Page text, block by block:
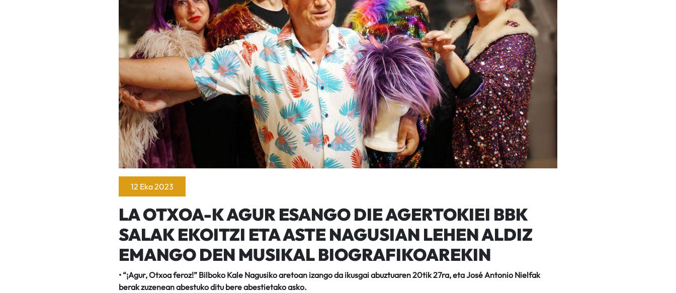
12 Eka 2023
LA OTXOA-K AGUR ESANGO DIE AGERTOKIEI BBK
SALAK EKOITZI ETA ASTE NAGUSIAN LEHEN ALDIZ
EMANGO DEN MUSIKAL BIOGRAFIKOAREKIN
• “¡Agur, Otxoa feroz!” Bilboko Kale Nagusiko aretoan izango da ikusgai abuztuaren 20tik 27ra, eta José Antonio Nielfak
berak zuzenean abestuko ditu bere abestietako asko.